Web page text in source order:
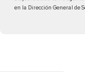
en la Dirección General de